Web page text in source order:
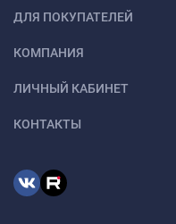
ДЛЯ ПОКУПАТЕЛЕЙ
КОМПАНИЯ
ЛИЧНЫЙ КАБИНЕТ
КОНТАКТЫ